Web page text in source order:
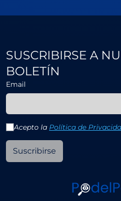
SUSCRIBIRSE A
BOLETÍN
Email
Acepto la Política de
Suscribirse